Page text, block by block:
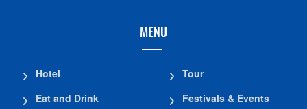
MENU
Hotel
Eat and Drink
Tour
Festivals & Events